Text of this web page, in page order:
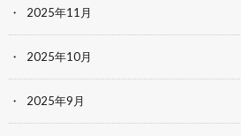
2025年11月
2025年10月
2025年9月